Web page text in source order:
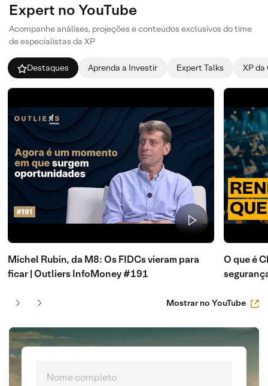
Expert no YouTube
Acompanhe análises, projeções e conteúdos exclusivos do time
de especialistas da XP
Destaques Aprenda a Investir Expert Talks XP
Michel Rubin, da M8: Os FIDCs vieram para
ficar | Outliers InfoMoney #191
O que é
Mostrar no YouTube
Nome completo